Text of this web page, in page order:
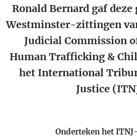
Ronald Bernard gaf
Westminster-zittingen
Judicial Commission
Human Trafficking &
het International
Justice
Onderteken het